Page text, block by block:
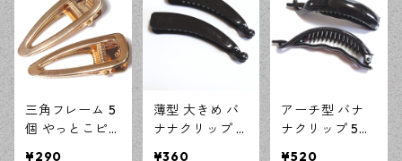
【en工房】
三角フレーム 5
個 やっとこピ
¥290
薄型 大きめ バ
ナナクリップ 5
¥360
アーチ型 バナ
ナクリップ 5個
¥520